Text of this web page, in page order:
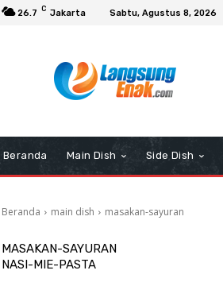
26.7 C Jakarta Sabtu, Agustus 8, 2026
Beranda Main Dish Side Dish
Beranda main dish masakan-sayuran
MASAKAN-SAYURAN
NASI-MIE-PASTA